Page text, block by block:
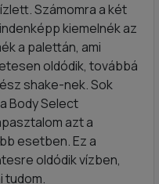
Számomra a két
kiemelnék az
a palettán, ami
oldódik, továbbá
shake-nek. Sok
Body Select
azt a
esetben. Ez a
oldódik vízben,
tudom.